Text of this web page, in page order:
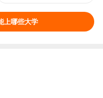
上哪些大学